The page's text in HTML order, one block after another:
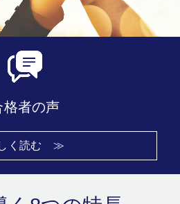
格者の声
く読む ≫